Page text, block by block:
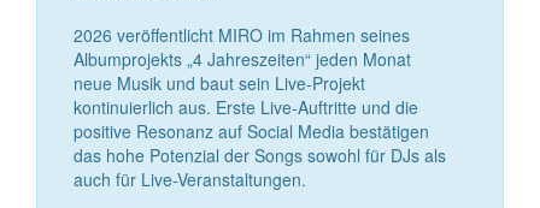
2026 veröffentlicht MIRO im Rahmen seines
Albumprojekts „4 Jahreszeiten“ jeden Monat
neue Musik und baut sein Live-Projekt
kontinuierlich aus. Erste Live-Auftritte und die
positive Resonanz auf Social Media bestätigen
das hohe Potenzial der Songs sowohl für DJs als
auch für Live-Veranstaltungen.